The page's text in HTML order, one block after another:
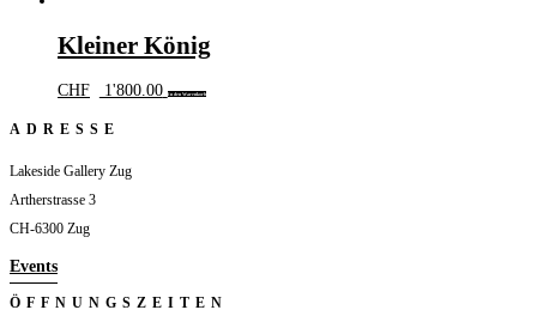
Kleiner König
CHF 1'800.00 In den Warenkorb
ADRESSE
Lakeside Gallery Zug
Artherstrasse 3
CH-6300 Zug
Events
ÖFFNUNGSZEITEN